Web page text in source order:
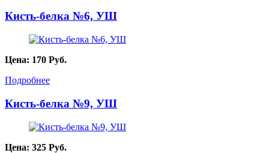
Кисть-белка №6, УШ
Цена: 170 Руб.
Подробнее
Кисть-белка №9, УШ
Цена: 325 Руб.